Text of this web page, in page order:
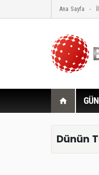
Ana Sayfa
Dünün